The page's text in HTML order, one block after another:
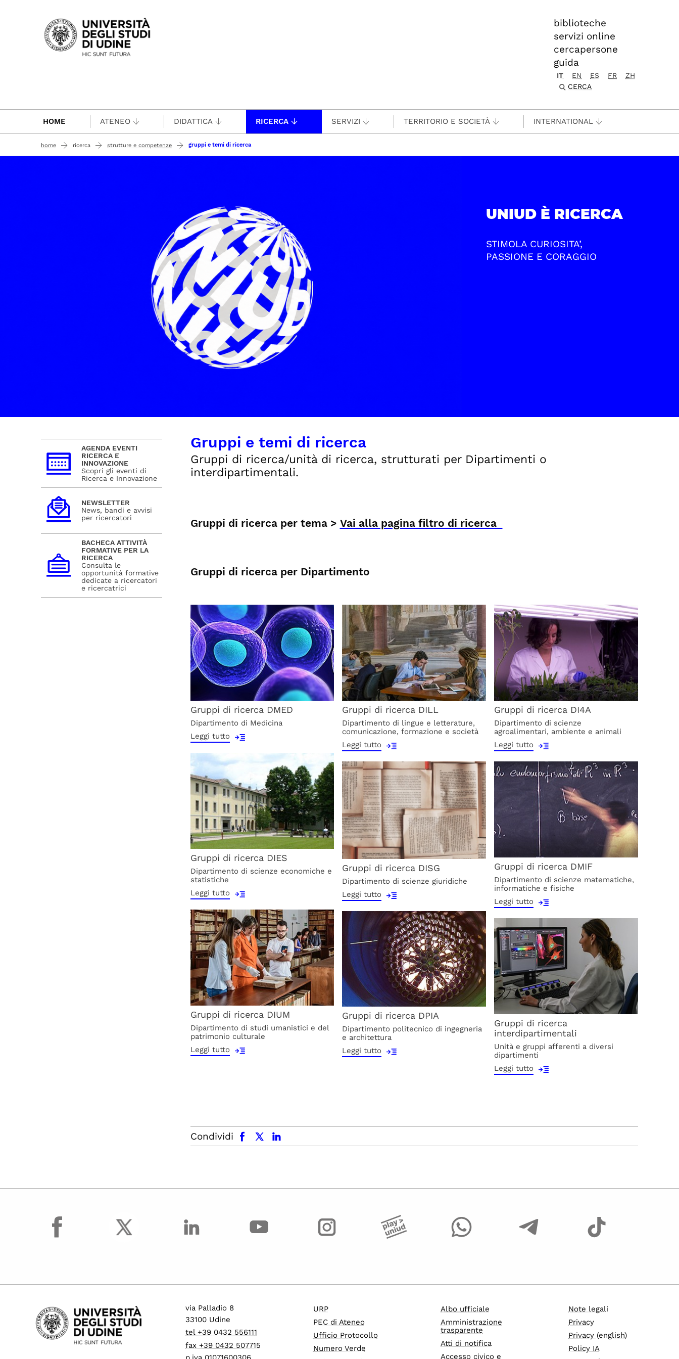
Passa al contenuto principale
biblioteche
servizi online
cercapersone
guida
IT EN ES FR
ZH
CERCA
HOME ATENEO DIDATTICA RICERCA SERVIZI TERRITORIO E SOCIETÀ INTERNATIONAL
home ricerca strutture e competenze gruppi e temi di ricerca
UNIUD È RICERCA
STIMOLA CURIOSITA’,
PASSIONE E CORAGGIO
Gruppi e temi di ricerca
Gruppi di ricerca/unità di ricerca, strutturati per Dipartimenti o
interdipartimentali.
Gruppi di ricerca per tema > Vai alla pagina filtro di ricerca
Gruppi di ricerca per Dipartimento
Gruppi di ricerca DMED
Dipartimento di Medicina
Leggi tutto
Gruppi di ricerca DIES
Dipartimento di scienze economiche e
statistiche
Leggi tutto
Gruppi di ricerca DIUM
Dipartimento di studi umanistici e del
patrimonio culturale
Leggi tutto
Gruppi di ricerca DILL
Dipartimento di lingue e letterature,
comunicazione, formazione e società
Leggi tutto
Gruppi di ricerca DISG
Dipartimento di scienze giuridiche
Leggi tutto
Gruppi di ricerca DPIA
Dipartimento politecnico di ingegneria
e architettura
Leggi tutto
Gruppi di ricerca DI4A
Dipartimento di scienze
agroalimentari, ambiente e animali
Leggi tutto
Gruppi di ricerca DMIF
Dipartimento di scienze matematiche,
informatiche e fisiche
Leggi tutto
Gruppi di ricerca
interdipartimentali
Unità e gruppi afferenti a diversi
dipartimenti
Leggi tutto
Condividi
facebook x.com linkedin
AGENDA EVENTI
RICERCA E
INNOVAZIONE
Scopri gli eventi di
Ricerca e Innovazione
NEWSLETTER
News, bandi e avvisi
per ricercatori
BACHECA ATTIVITÀ
FORMATIVE PER LA
RICERCA
Consulta le
opportunità formative
dedicate a ricercatori
e ricercatrici
facebook
via Palladio 8
33100 Udine
tel +39 0432 556111
fax +39 0432 507715
URP
PEC di Ateneo
Ufficio Protocollo
Numero Verde
Albo ufficiale
Amministrazione
trasparente
Atti di notifica
Accesso civico e
Note legali
Privacy
Privacy (english)
Policy IA